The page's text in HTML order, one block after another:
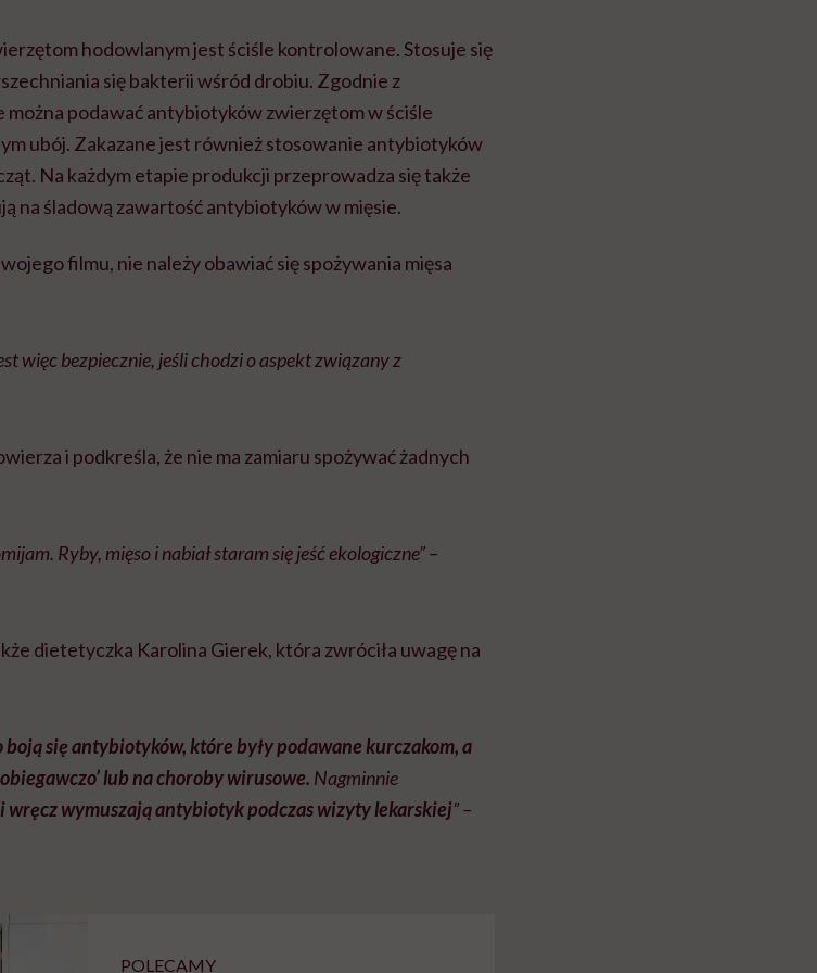
hodowlanym jest ściśle kontrolowane. Stosuje się
się bakterii wśród drobiu. Zgodnie z
podawać antybiotyków zwierzętom w ściśle
ubój. Zakazane jest również stosowanie antybiotyków
Na każdym etapie produkcji przeprowadza się także
na śladową zawartość antybiotyków w mięsie.
filmu, nie należy obawiać się spożywania mięsa
więc bezpiecznie, jeśli chodzi o aspekt związany z
i podkreśla, że nie ma zamiaru spożywać żadnych
Ryby, mięso i nabiał staram się jeść ekologiczne” –
dietetyczka Karolina Gierek, która zwróciła uwagę na
się antybiotyków, które były podawane kurczakom, a
lub na choroby wirusowe. Nagminnie
wręcz wymuszają antybiotyk podczas wizyty lekarskiej” –
POLECAMY